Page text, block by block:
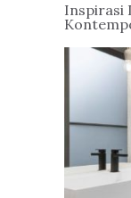
Inspirasi